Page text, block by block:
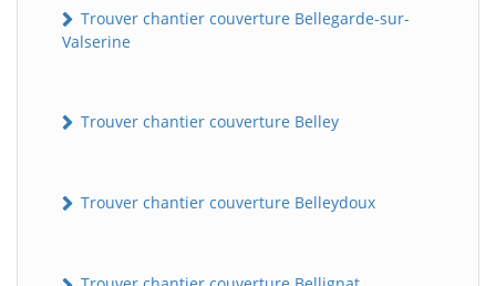
Trouver chantier couverture Bellegarde-sur-
Valserine
Trouver chantier couverture Belley
Trouver chantier couverture Belleydoux